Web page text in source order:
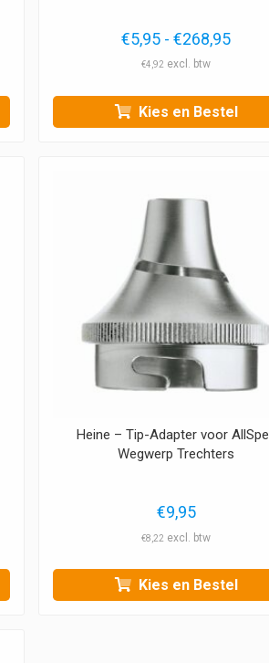
€5,95 - €268,95
€4,92
Kies en Bestel
Heine – Tip-Adapter voor
Wegwerp Trechters
€9,95
€8,22
Kies en Bestel